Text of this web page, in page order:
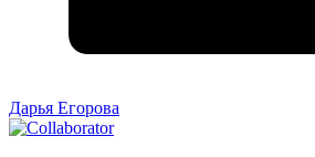
Дарья Егорова